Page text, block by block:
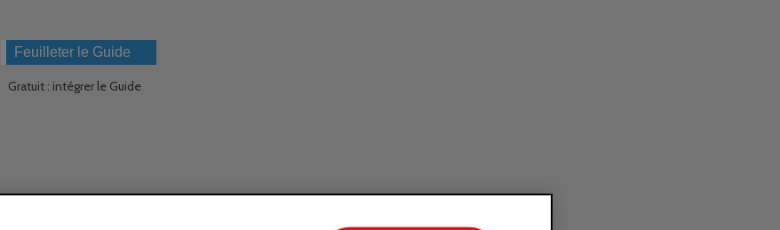
Feuilleter le Guide
Gratuit : intégrer le Guide